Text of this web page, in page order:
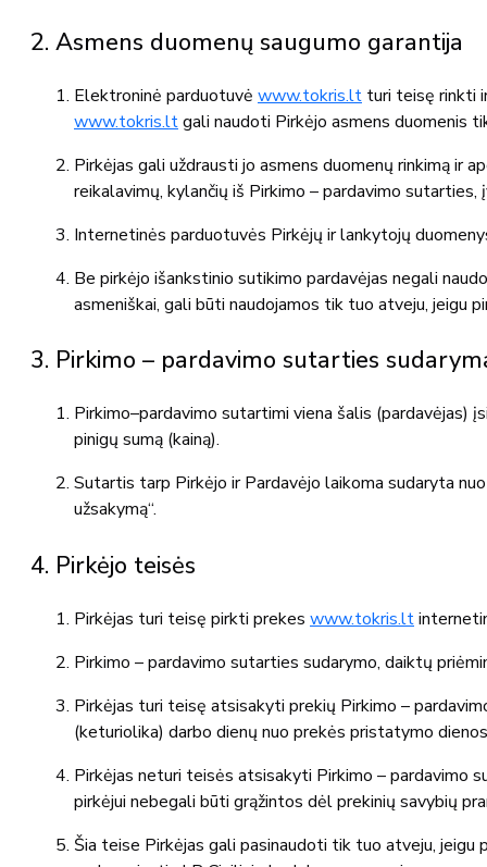
2. Asmens duomenų saugumo garantija
Elektroninė parduotuvė www.tokris.lt turi teisę rinkti
www.tokris.ltgali naudoti Pirkėjo asmens duomenis
Pirkėjas gali uždrausti jo asmens duomenų rinkimą ir
reikalavimų, kylančių iš Pirkimo – pardavimo
Internetinės parduotuvės Pirkėjų ir lankytojų
Be pirkėjo išankstinio sutikimo pardavėjas negali
asmeniškai, gali būti naudojamos tik tuo atveju, jeigu
3. Pirkimo – pardavimo sutarties
Pirkimo–pardavimo sutartimi viena šalis (pardavėjas)
pinigų sumą (kainą).
Sutartis tarp Pirkėjo ir Pardavėjo laikoma sudaryta
užsakymą“.
4. Pirkėjo teisės
Pirkėjas turi teisę pirkti prekes www.tokris.lt
Pirkimo – pardavimo sutarties sudarymo, daiktų
Pirkėjas turi teisę atsisakyti prekių Pirkimo –
(keturiolika) darbo dienų nuo prekės pristatymo
Pirkėjas neturi teisės atsisakyti Pirkimo – pardavimo
pirkėjui nebegali būti grąžintos dėl prekinių savybių
Šia teise Pirkėjas gali pasinaudoti tik tuo atveju,